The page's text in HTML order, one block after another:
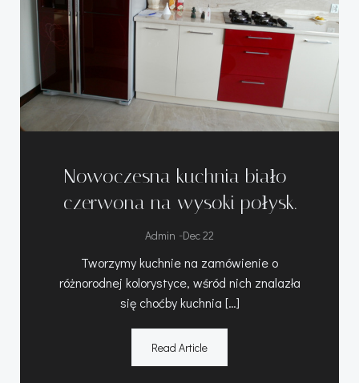
Nowoczesna kuchnia biało-
czerwona na wysoki połysk.
Admin -Dec 22
Tworzymy kuchnie na zamówienie o
różnorodnej kolorystyce, wśród nich znalazła
się choćby kuchnia […]
Read Article